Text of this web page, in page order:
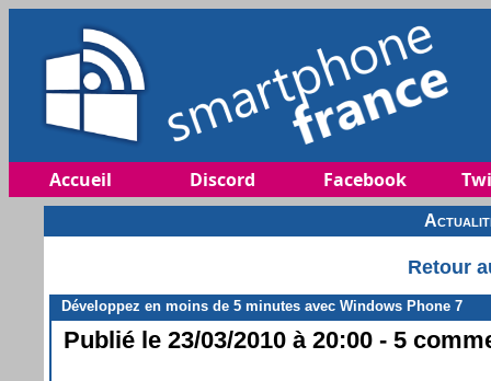
Accueil Discord Facebook
Retour
Développez en moins de 5 minutes avec Windows Phone 7
Publié le 23/03/2010 à 20:00 - 5